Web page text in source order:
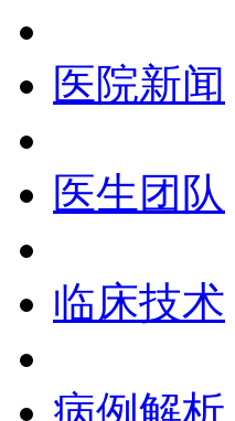
医院新闻
医生团队
临床技术